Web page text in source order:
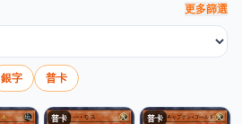
更多篩選
銀字 普卡
普卡 普卡